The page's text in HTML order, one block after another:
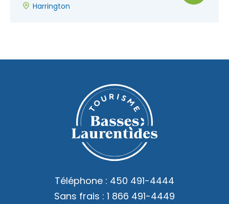
Harrington
Téléphone : 450 491-4444
Sans frais : 1 866 491-4449